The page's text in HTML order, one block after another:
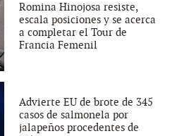
Romina Hinojosa resiste,
escala posiciones y se acerca
a completar el Tour de
Francia Femenil
Advierte EU de brote de 345
casos de salmonela por
jalapeños procedentes de